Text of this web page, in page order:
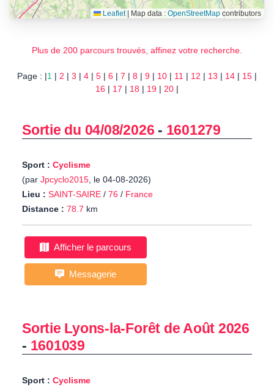
Leaflet Map data : OpenStreetMapcontributors
Plus de 200 parcours trouvés, affinez votre recherche.
Page : |1 | 2 | 3 | 4 | 5 | 6 | 7 | 8 | 9 | 10 | 11 | 12 | 13 | 14 | 15 |
16 | 17 | 18 | 19 | 20 |
Sortie du 04/08/2026 - 1601279
Sport : Cyclisme
(par Jpcyclo2015, le 04-08-2026)
Lieu : SAINT-SAIRE / 76 / France
Distance : 78.7 km
Afficher le parcours
Messagerie
Sortie Lyons-la-Forêt de Août 2026
- 1601039
Sport : Cyclisme